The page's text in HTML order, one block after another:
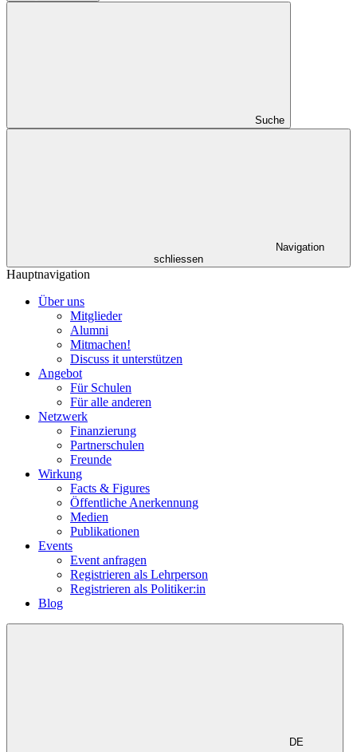
Suche
Navigation
schliessen
Hauptnavigation
Über uns
Mitglieder
Alumni
Mitmachen!
Discuss it unterstützen
Angebot
Für Schulen
Für alle anderen
Netzwerk
Finanzierung
Partnerschulen
Freunde
Wirkung
Facts & Figures
Öffentliche Anerkennung
Medien
Publikationen
Events
Event anfragen
Registrieren als Lehrperson
Registrieren als Politiker:in
Blog
DE